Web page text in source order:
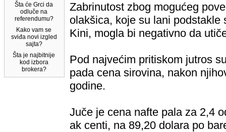
Šta će Grci da
odluče na
referendumu?
Kako vam se
sviđa novi izgled
sajta?
Šta je najbitnije
kod izbora
brokera?
Zabrinutost zbog mogućeg
olakšica, koje su lani podstakle
Kini, mogla bi negativno da
Pod najvećim pritiskom jutros
pada cena sirovina, nakon
godine.
Juče je cena nafte pala za 2,4
ak centi, na 89,20 dolara po